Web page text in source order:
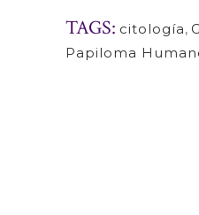
TAGS: citología,
Papiloma